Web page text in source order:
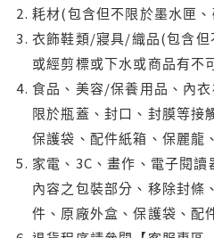
耗材(包含但不限於墨水匣
衣飾鞋類/寢具/織品(包含但
或經剪標或下水或商品有不
食品、美容/保養用品、內
限於瓶蓋、封口、封膜等接
保護袋、配件紙箱、保麗龍
家電、3C、畫作、電子閱
內容之包裝部分、移除封條
件、原廠外盒、保護袋、配